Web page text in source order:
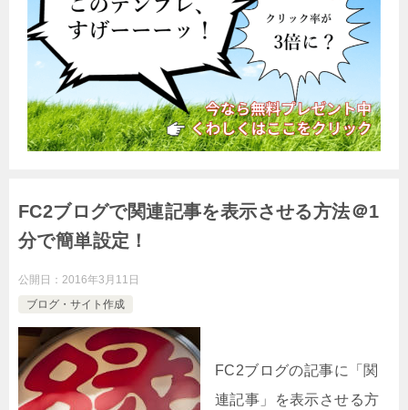
FC2ブログで関連記事を表示させる方法＠1
分で簡単設定！
公開日： 2016年3月11日
ブログ・サイト作成
FC2ブログの記事に「関
連記事」を表示させる方